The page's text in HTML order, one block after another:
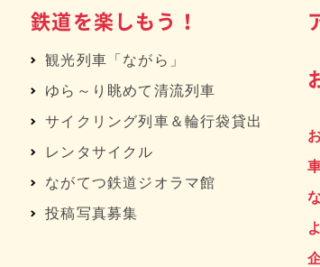
鉄道を楽しもう！
観光列車「ながら」
ゆら～り眺めて清流列車
サイクリング列車＆輪行袋貸出
レンタサイクル
ながてつ鉄道ジオラマ館
投稿写真募集